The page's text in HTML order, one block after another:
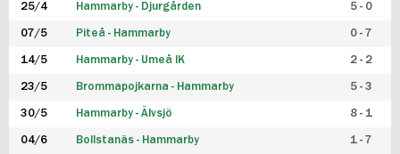
25/4 Hammarby - Djurgården 5 - 0
07/5 Piteå - Hammarby 0 - 7
14/5 Hammarby - Umeå IK 2 - 2
23/5 Brommapojkarna - Hammarby 5 - 3
30/5 Hammarby - Älvsjö 8 - 1
04/6 Bollstanäs - Hammarby 1 - 7